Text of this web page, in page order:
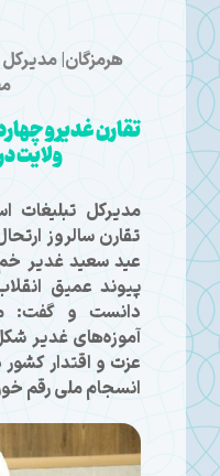
هرمزگان|
تقارن غدیر و
ولایت
مدیرکل تبلیغات
تقارن سالروز
عید سعید غدیر
پیوند عمیق
دانست و گفت:
آموزه‌های غدیر
عزت و اقتدار کشور
انسجام ملی رقم